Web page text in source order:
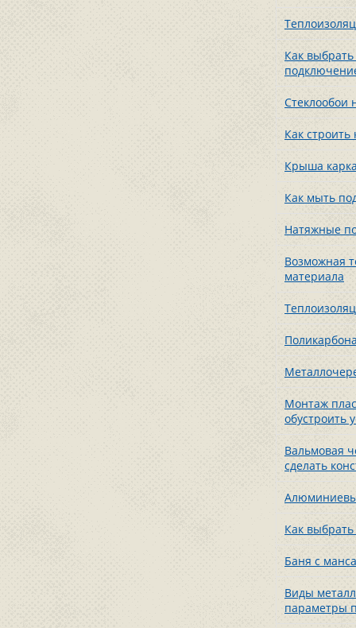
Как
Стеклообои
Как
Крыша
Как мыть
Натяжные
Возможная
материала
Монтаж
обустроить
Вальмовая
сделать
Как
Баня с
Виды
параметры